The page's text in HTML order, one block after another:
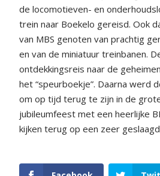
de locomotieven- en
trein naar Boekelo gereisd. Ook
van MBS genoten van prachtig
en van de miniatuur treinbanen.
ontdekkingsreis naar de
het “speurboekje”. Daarna werd
om op tijd terug te zijn in de
jubileumfeest met een heerlijke
kijken terug op een zeer